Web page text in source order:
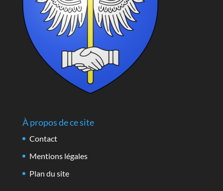
À propos de ce site
Contact
Mentions légales
Plan du site